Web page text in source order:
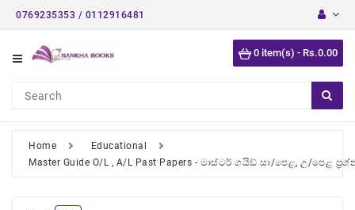
0769235353 / 0112916481
0 item(s) - Rs.0.00
Category
Stories
Buddhist
Home
Educational
Master Guide O/L , A/L Past Papers - මාස්ටර් ගයිඩ් සා/පෙළ, උ/පෙළ